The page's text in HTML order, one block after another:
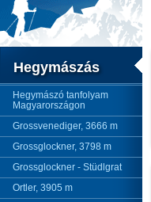
Hegymászás
Hegymászó tanfolyam
Magyarországon
Grossvenediger, 3666 m
Grossglockner, 3798 m
Grossglockner - Stüdlgrat
Ortler, 3905 m